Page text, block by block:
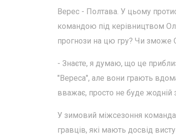
Верес - Полтава. У цьому
командою під керівництвом
прогнози на цю гру? Чи зможе
- Знаєте, я думаю, що це
"Вереса", але вони грають
вважає, просто не буде жодній
У зимовий міжсезоння
гравців, які мають досвід